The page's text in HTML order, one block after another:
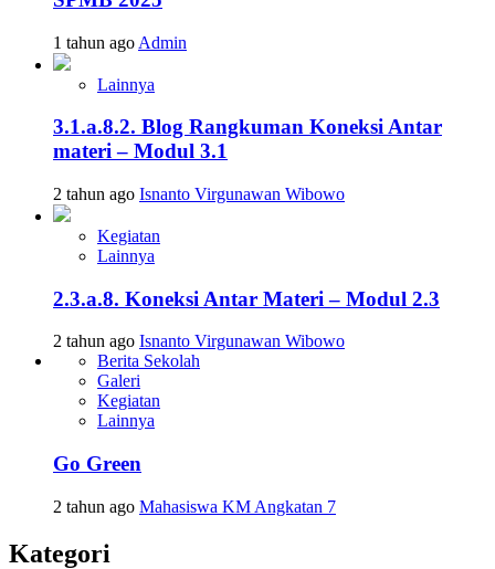
1 tahun ago Admin
Lainnya
3.1.a.8.2. Blog Rangkuman Koneksi Antar
materi – Modul 3.1
2 tahun ago Isnanto Virgunawan Wibowo
Kegiatan
Lainnya
2.3.a.8. Koneksi Antar Materi – Modul 2.3
2 tahun ago Isnanto Virgunawan Wibowo
Berita Sekolah
Galeri
Kegiatan
Lainnya
Go Green
2 tahun ago Mahasiswa KM Angkatan 7
Kategori